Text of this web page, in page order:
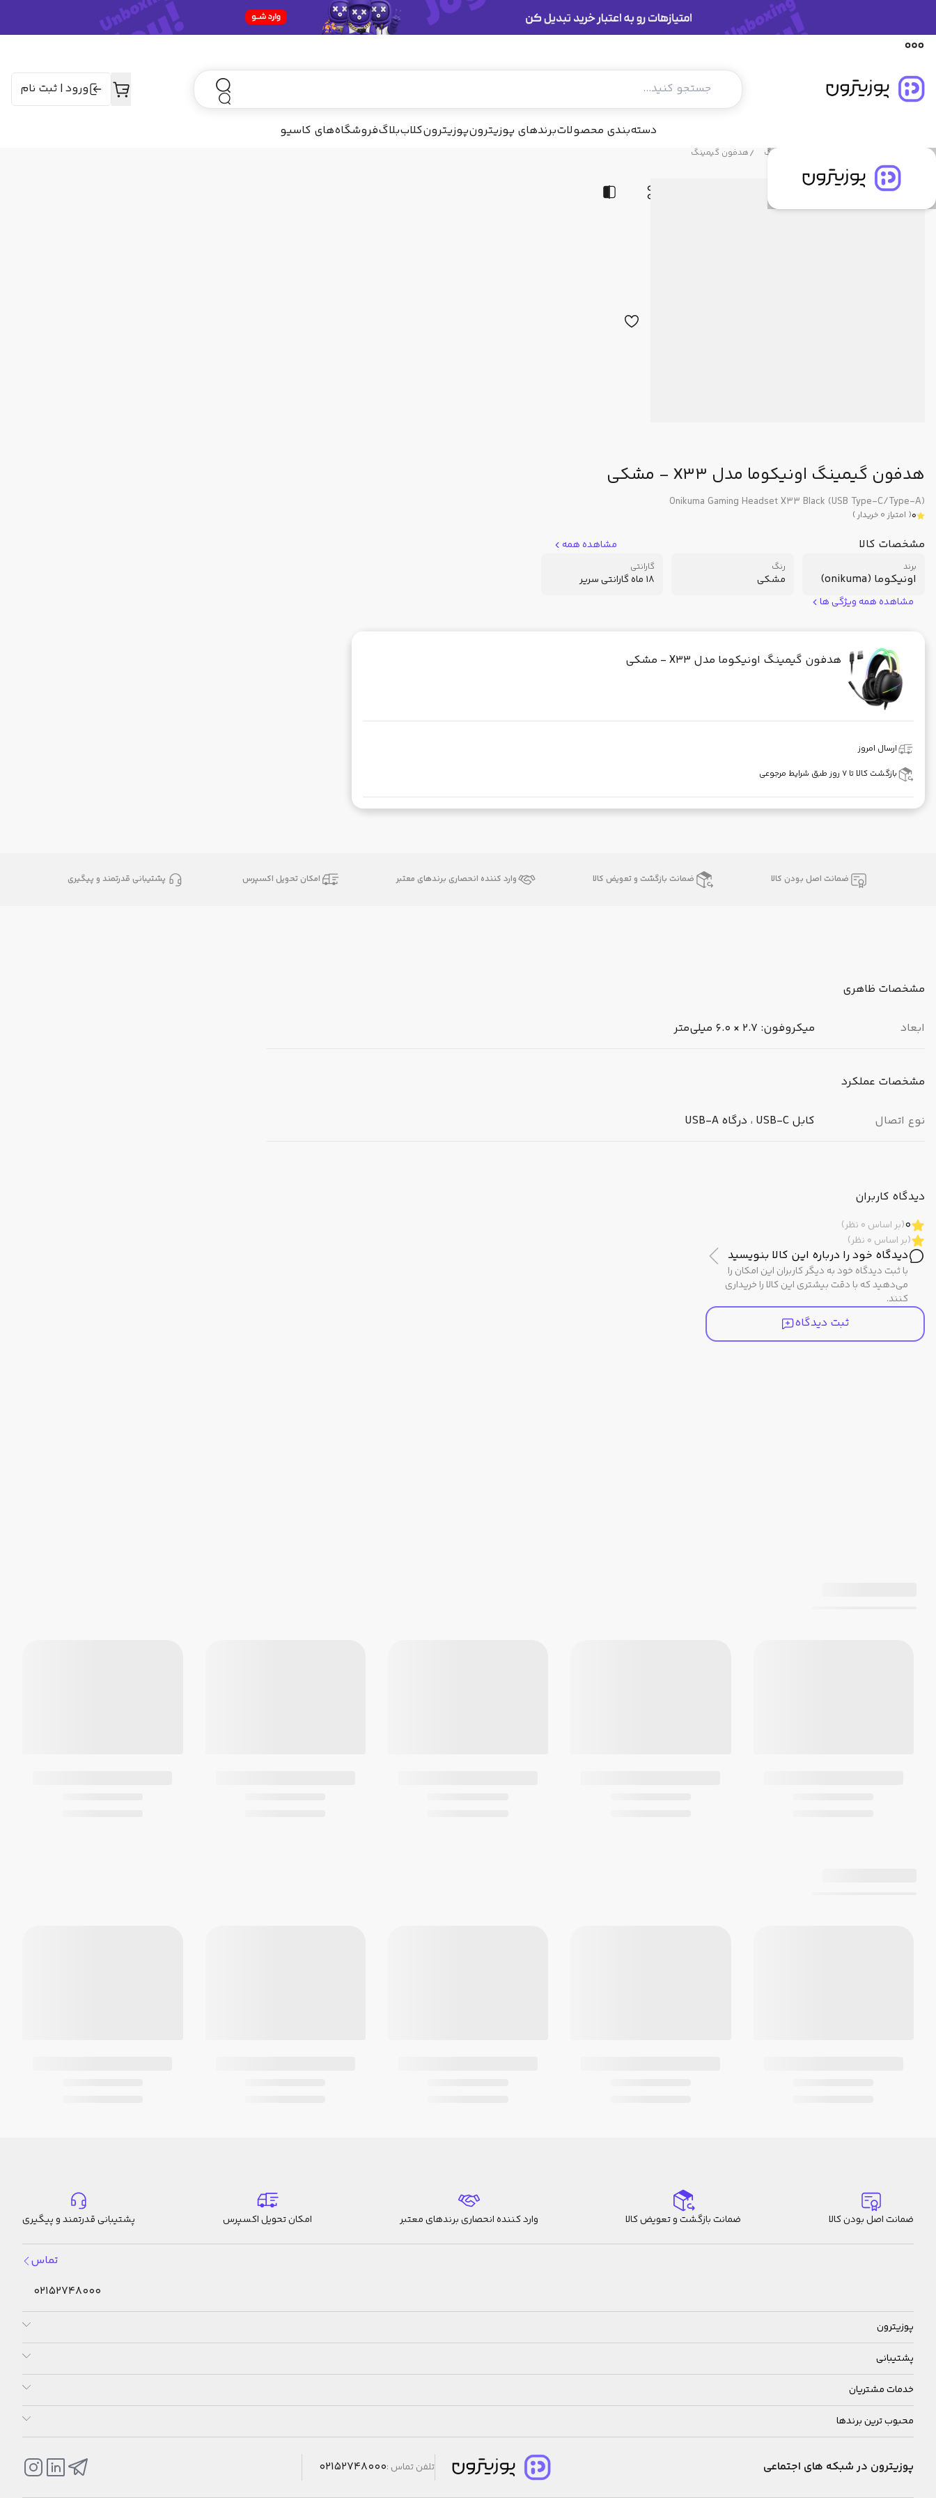
ورود | ثبت نام
دسته‌بندی محصولاتبرندهای پوزیترونپوزیترون‌کلاببلاگفروشگاه‌های کاسیو
هدفون گیمینگ گیمینگ
هدفون گیمینگ اونیکوما مدل X33 - مشکی
Onikuma Gaming Headset X33 Black (USB Type-C/Type-A)
0
( امتیاز 0 خریدار )
مشخصات کالا مشاهده همه
برند
اونیکوما (onikuma)
رنگ
مشکی
گارانتی
18 ماه گارانتی سریر
مشاهده همه ویژگی ها
هدفون گیمینگ اونیکوما مدل X33 - مشکی
ارسال امروز
بازگشت کالا تا ۷ روز طبق شرایط مرجوعی
ضمانت اصل بودن کالا ضمانت بازگشت و تعویض کالا وارد کننده انحصاری برندهای معتبر امکان تحویل اکسپرس پشتیبانی قدرتمند و پیگیری
دیدگاه کاربران پیشنهاد ما
مشخصات ظاهری
ابعاد میکروفون: 2.7 × 6.0 میلی‌متر
مشخصات عملکرد
نوع اتصال کابل USB-C ، درگاه USB-A
تجهیزات
امپدانس: 32 اهم
طول کابل: 2 متر
نورپردازی: RGB
وسیله تبدیل اتصال: تبدیل USB-C به USB-A
دیدگاه کاربران
0(بر اساس 0 نظر)
(بر اساس 0 نظر)
دیدگاه خود را درباره این کالا بنویسید
با ثبت دیدگاه خود به دیگر کاربران این امکان را
می‌دهید که با دقت بیشتری این کالا را خریداری
کنند.
ثبت دیدگاه
ضمانت اصل بودن کالا ضمانت بازگشت و تعویض کالا وارد کننده انحصاری برندهای معتبر امکان تحویل اکسپرس پشتیبانی قدرتمند و پیگیری
تماس
02152748000
پوزیترون
پشتیبانی
خدمات مشتریان
محبوب ترین برندها
پوزیترون در شبکه های اجتماعی تلفن تماس :02152748000